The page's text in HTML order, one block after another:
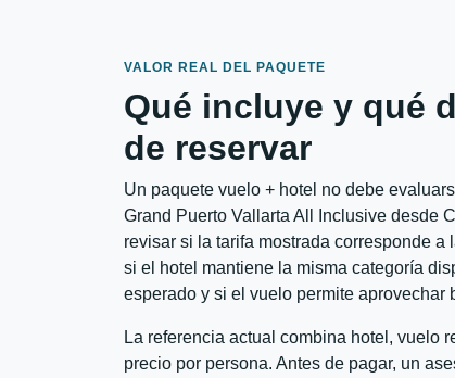
VALOR REAL DEL PAQUETE
Qué incluye y qué
de reservar
Un paquete vuelo + hotel no debe
Grand Puerto Vallarta All Inclusive desde
revisar si la tarifa mostrada corresponde
si el hotel mantiene la misma categoría
esperado y si el vuelo permite aprovechar
La referencia actual combina hotel, vuelo
precio por persona. Antes de pagar, un